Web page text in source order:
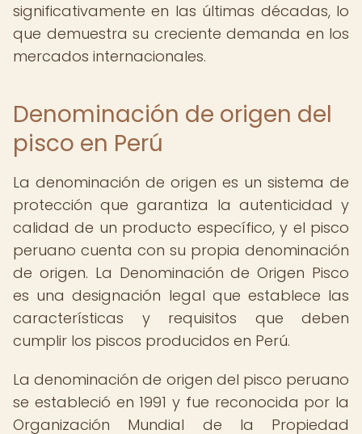
significativamente en las últimas décadas, lo
que demuestra su creciente demanda en los
mercados internacionales.
Denominación de origen del
pisco en Perú
La denominación de origen es un sistema de
protección que garantiza la autenticidad y
calidad de un producto específico, y el pisco
peruano cuenta con su propia denominación
de origen. La Denominación de Origen Pisco
es una designación legal que establece las
características y requisitos que deben
cumplir los piscos producidos en Perú.
La denominación de origen del pisco peruano
se estableció en 1991 y fue reconocida por la
Organización Mundial de la Propiedad